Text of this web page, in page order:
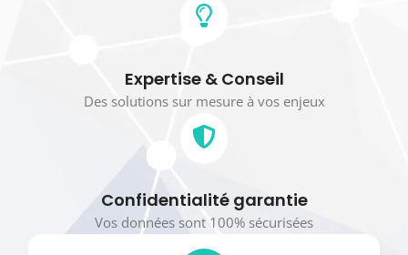
Expertise & Conseil
Des solutions sur mesure à vos enjeux
Confidentialité garantie
Vos données sont 100% sécurisées